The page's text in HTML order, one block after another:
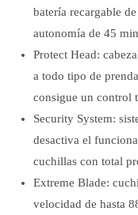
batería recargable
autonomía de 45
Protect Head:
a todo tipo de
consigue un control
Security System:
desactiva el
cuchillas con total
Extreme Blade:
velocidad de hasta